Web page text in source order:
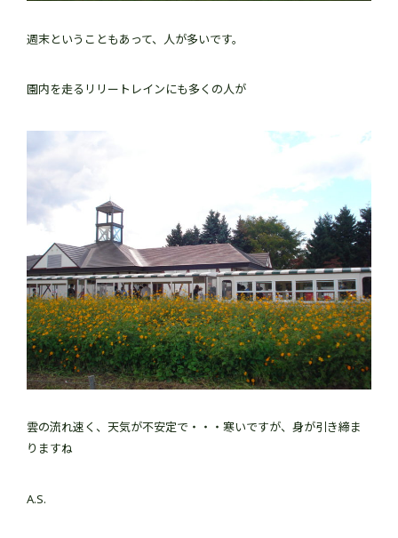
週末ということもあって、人が多いです。
園内を走るリリートレインにも多くの人が
雲の流れ速く、天気が不安定で・・・寒いですが、身が引き締ま
りますね
A.S.